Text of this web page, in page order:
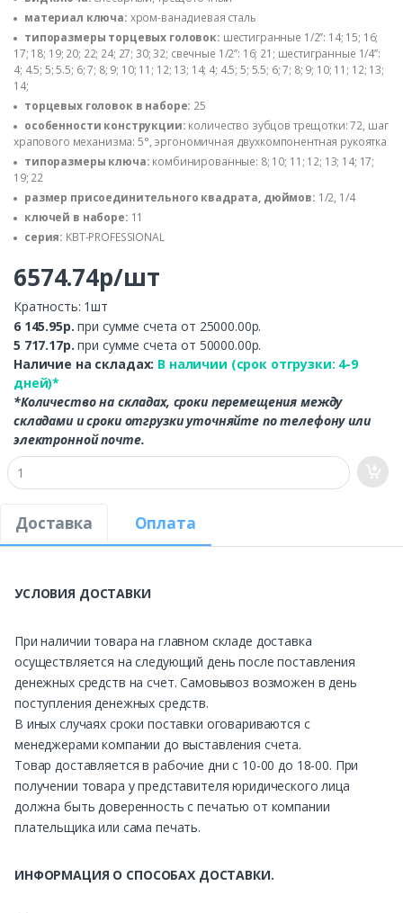
материал ключа: хром-ванадиевая сталь
типоразмеры торцевых головок: шестигранные 1/2’’: 14; 15; 16;
17; 18; 19; 20; 22; 24; 27; 30; 32; свечные 1/2’’: 16; 21; шестигранные 1/4’’:
4; 4.5; 5; 5.5; 6; 7; 8; 9; 10; 11; 12; 13; 14; 4; 4.5; 5; 5.5; 6; 7; 8; 9; 10; 11; 12; 13;
14;
торцевых головок в наборе: 25
особенности конструкции: количество зубцов трещотки: 72, шаг
храпового механизма: 5°, эргономичная двухкомпонентная рукоятка
типоразмеры ключа: комбинированные: 8; 10; 11; 12; 13; 14; 17;
19; 22
размер присоединительного квадрата, дюймов: 1/2, 1/4
ключей в наборе: 11
серия: KBT-PROFESSIONAL
6574.74р/шт
Кратность: 1шт
6 145.95р.при сумме счета от 25000.00р.
5 717.17р.при сумме счета от 50000.00р.
Наличие на складах: В наличии (срок отгрузки: 4-9
дней)*
*Количество на складах, сроки перемещения между
складами и сроки отгрузки уточняйте по телефону или
электронной почте.
Доставка Оплата
УСЛОВИЯ ДОСТАВКИ
При наличии товара на главном складе доставка
осуществляется на следующий день после поставления
денежных средств на счет. Самовывоз возможен в день
поступления денежных средств.
В иных случаях сроки поставки оговариваются с
менеджерами компании до выставления счета.
Товар доставляется в рабочие дни с 10-00 до 18-00. При
получении товара у представителя юридического лица
должна быть доверенность с печатью от компании
плательщика или сама печать.
ИНФОРМАЦИЯ О СПОСОБАХ ДОСТАВКИ.